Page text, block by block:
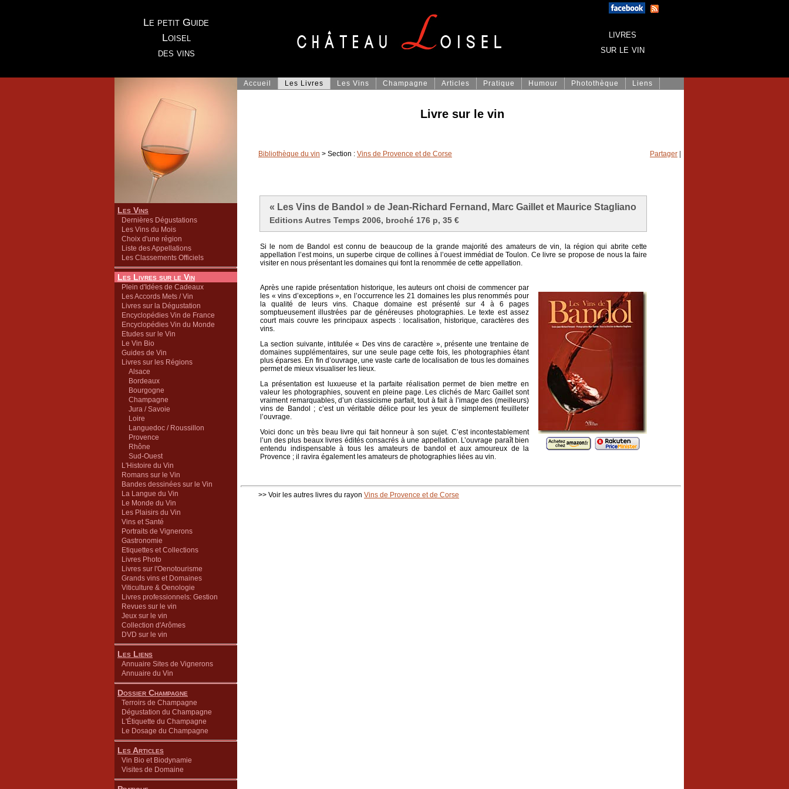
Le petit Guide
Loisel
des vins
livres
sur le vin
Les Vins
Dernières Dégustations
Les Vins du Mois
Choix d'une région
Liste des Appellations
Les Classements Officiels
Les Livres sur le Vin
Plein d'Idées de Cadeaux
Les Accords Mets / Vin
Livres sur la Dégustation
Encyclopédies Vin de France
Encyclopédies Vin du Monde
Etudes sur le Vin
Le Vin Bio
Guides de Vin
Livres sur les Régions
Alsace
Bordeaux
Bourgogne
Champagne
Jura / Savoie
Loire
Languedoc / Roussillon
Provence
Rhône
Sud-Ouest
L'Histoire du Vin
Romans sur le Vin
Bandes dessinées sur le Vin
La Langue du Vin
Le Monde du Vin
Les Plaisirs du Vin
Vins et Santé
Portraits de Vignerons
Gastronomie
Etiquettes et Collections
Livres Photo
Livres sur l'Oenotourisme
Grands vins et Domaines
Viticulture & Oenologie
Livres professionnels: Gestion
Revues sur le vin
Jeux sur le vin
Collection d'Arômes
DVD sur le vin
Les Liens
Annuaire Sites de Vignerons
Annuaire du Vin
Dossier Champagne
Terroirs de Champagne
Dégustation du Champagne
L'Étiquette du Champagne
Le Dosage du Champagne
Les Articles
Vin Bio et Biodynamie
Visites de Domaine
Accueil Les Livres Les Vins Champagne Articles Pratique Humour Photothèque Liens
Livre sur le vin
Partager
Bibliothèque du vin > Section : Vins de Provence et de Corse
« Les Vins de Bandol » de Jean-Richard Fernand, Marc Gaillet et Maurice Stagliano
Editions Autres Temps 2006, broché 176 p, 35 €
Si le nom de Bandol est connu de beaucoup de la grande majorité des amateurs de vin, la région qui abrite cette
appellation l’est moins, un superbe cirque de collines à l’ouest immédiat de Toulon. Ce livre se propose de nous la faire
visiter en nous présentant les domaines qui font la renommée de cette appellation.
Après une rapide présentation historique, les auteurs ont choisi de commencer par
les « vins d’exceptions », en l’occurrence les 21 domaines les plus renommés pour
la qualité de leurs vins. Chaque domaine est présenté sur 4 à 6 pages
somptueusement illustrées par de généreuses photographies. Le texte est assez
court mais couvre les principaux aspects : localisation, historique, caractères des
vins.
La section suivante, intitulée « Des vins de caractère », présente une trentaine de
domaines supplémentaires, sur une seule page cette fois, les photographies étant
plus éparses. En fin d’ouvrage, une vaste carte de localisation de tous les domaines
permet de mieux visualiser les lieux.
La présentation est luxueuse et la parfaite réalisation permet de bien mettre en
valeur les photographies, souvent en pleine page. Les clichés de Marc Gaillet sont
vraiment remarquables, d’un classicisme parfait, tout à fait à l’image des (meilleurs)
vins de Bandol ; c’est un véritable délice pour les yeux de simplement feuilleter
l’ouvrage.
Voici donc un très beau livre qui fait honneur à son sujet. C’est incontestablement
l’un des plus beaux livres édités consacrés à une appellation. L’ouvrage paraît bien
entendu indispensable à tous les amateurs de bandol et aux amoureux de la
Provence ; il ravira également les amateurs de photographies liées au vin.
>> Voir les autres livres du rayon Vins de Provence et de Corse